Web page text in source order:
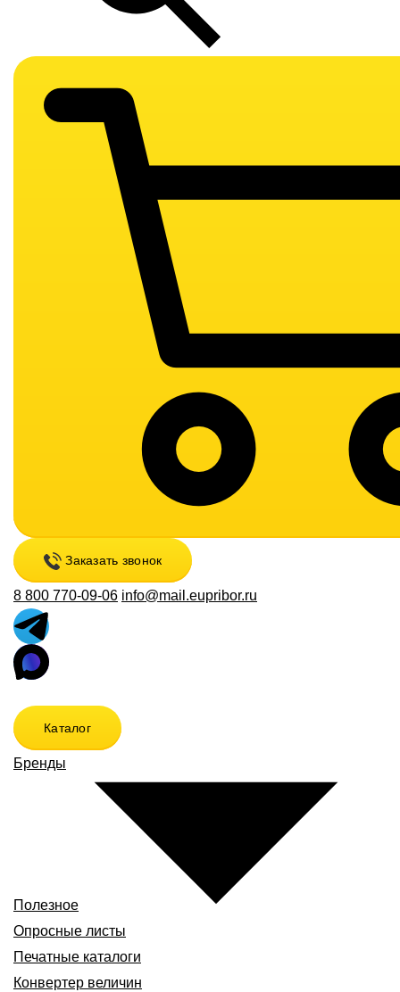
Заказать звонок
8 800 770-09-06 info@mail.eupribor.ru
Каталог
Бренды
Полезное
Опросные листы
Печатные каталоги
Конвертер величин